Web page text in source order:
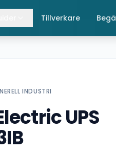
Tillverkare
INDUSTRI
UPS